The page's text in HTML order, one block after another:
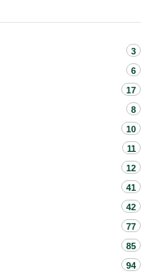
3
6
17
8
10
11
12
41
42
77
85
94